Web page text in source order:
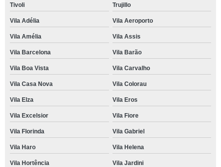
Tivoli Trujillo
Vila Adélia Vila Aeroporto
Vila Amélia Vila Assis
Vila Barcelona Vila Barão
Vila Boa Vista Vila Carvalho
Vila Casa Nova Vila Colorau
Vila Elza Vila Eros
Vila Excelsior Vila Fiore
Vila Florinda Vila Gabriel
Vila Haro Vila Helena
Vila Hortência Vila Jardini